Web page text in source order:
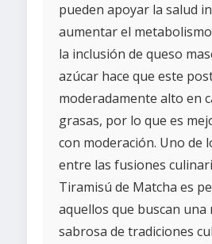
pueden apoyar la salud
aumentar el
la inclusión de queso
azúcar hace que este
moderadamente alto en
grasas, por lo que es
con moderación. Uno de
entre las fusiones
Tiramisú de Matcha es
aquellos que buscan una
sabrosa de tradiciones